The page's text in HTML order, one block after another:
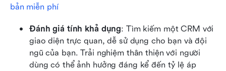
bản miễn phí
Đánh giá tính khả dụng: Tìm kiếm một CRM với
giao diện trực quan, dễ sử dụng cho bạn và đội
ngũ của bạn. Trải nghiệm thân thiện với người
dùng có thể ảnh hưởng đáng kể đến tỷ lệ áp